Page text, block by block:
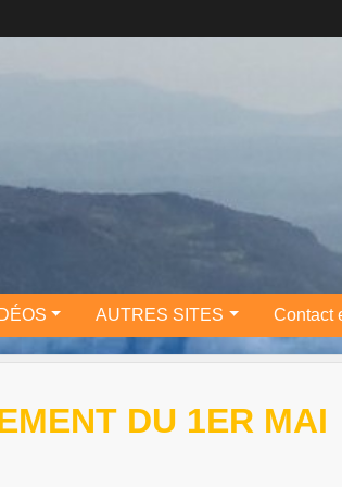
AUTRES SITES Contact
DU 1ER MAI